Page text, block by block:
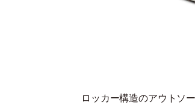
ロッカー構造のアウトソ